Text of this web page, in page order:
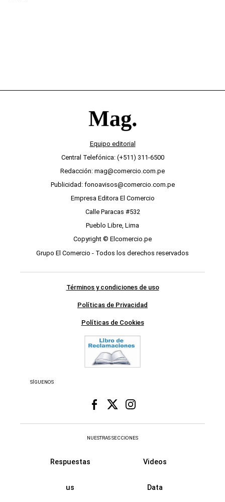
Equipo editorial
Central Telefónica: (+511) 311-6500
Redacción: mag@comercio.com.pe
Publicidad: fonoavisos@comercio.com.pe
Empresa Editora El Comercio
Calle Paracas #532
Pueblo Libre, Lima
Copyright © Elcomercio.pe
Grupo El Comercio - Todos los derechos reservados
Términos y condiciones de uso
Políticas de Privacidad
Políticas de Cookies
SÍGUENOS
NUESTRAS SECCIONES
Respuestas Videos
us Data